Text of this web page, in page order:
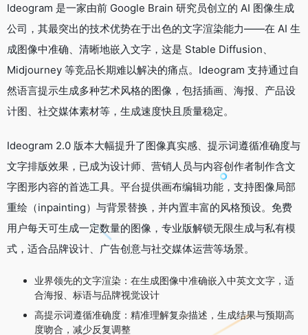
Ideogram 是一家由前 Google Brain 研究员创立的 AI 图像生成
公司，其最突出的技术优势在于出色的文字渲染能力——在 AI 生
成图像中准确、清晰地嵌入文字，这是 Stable Diffusion、
Midjourney 等竞品长期难以解决的痛点。Ideogram 支持通过自
然语言提示生成多种艺术风格的图像，包括插画、海报、产品设
计图、社交媒体素材等，生成速度快且质量稳定。
Ideogram 2.0 版本大幅提升了图像真实感、提示词遵循准确度与
文字排版效果，已成为设计师、营销人员与内容创作者制作含文
字图形内容的首选工具。平台提供画布编辑功能，支持图像局部
重绘（inpainting）与背景替换，并内置丰富的风格预设。免费
用户每天可生成一定数量的图像，专业版解锁无限生成与私有模
式，适合品牌设计、广告创意与社交媒体运营等场景。
业界领先的文字渲染：在生成图像中准确嵌入中英文文字，适
合海报、标语与品牌视觉设计
高提示词遵循准确度：精准理解复杂描述，生成结果与预期高
度吻合，减少反复调整